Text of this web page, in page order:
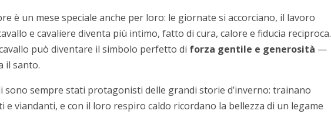
è un mese speciale anche per loro: le giornate si accorciano, il lavoro
e cavaliere diventa più intimo, fatto di cura, calore e fiducia reciproca.
può diventare il simbolo perfetto di forza gentile e generosità —
il santo.
sono sempre stati protagonisti delle grandi storie d’inverno: trainano
e viandanti, e con il loro respiro caldo ricordano la bellezza di un legame